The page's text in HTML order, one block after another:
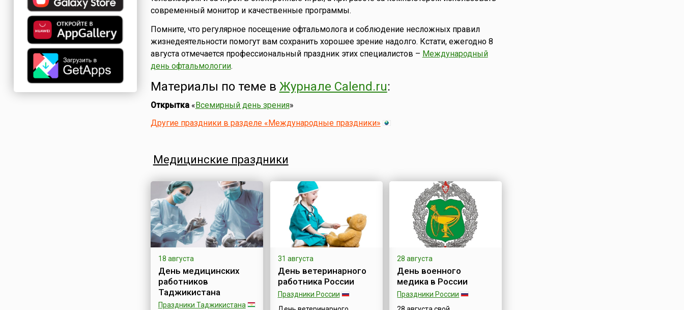
Литва
Люксембург
Мадагаскар
Македония
Мексика
Молдова
Нигерия
Юридические
Языковые
современный монитор и качественные программы.
Помните, что регулярное посещение офтальмолога и соблюдение несложных правил
жизнедеятельности помогут вам сохранить хорошее зрение надолго. Кстати, ежегодно 8
августа отмечается профессиональный праздник этих специалистов – Международный
день офтальмологии.
Материалы по теме в Журнале Calend.ru:
Открытка«Всемирный день зрения»
Другие праздники в разделе «Международные праздники»
Медицинские праздники
18 августа
День медицинских
работников
Таджикистана
Праздники Таджикистана
31 августа
День ветеринарного
работника России
Праздники России
28 августа
День военного
медика в России
Праздники России